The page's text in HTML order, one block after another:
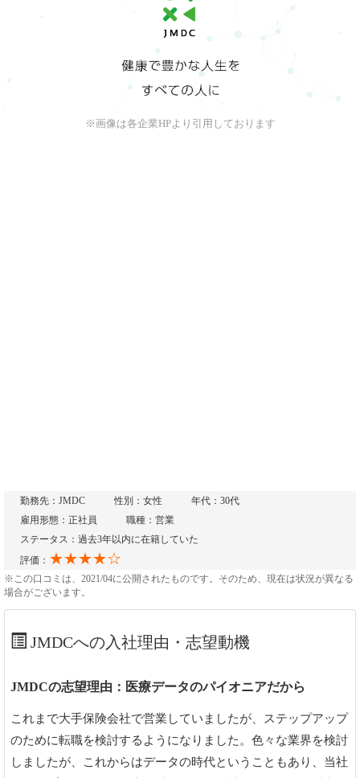
※画像は各企業HPより引用しております
勤務先：JMDC 性別：女性
年代：30代
雇用形態：正社員
職種：営業
ステータス：過去3年以内に在籍していた
評価： ★★★★☆
※この口コミは、2021/04に公開されたものです。そのため、現在は状況が異なる
場合がございます。
JMDCへの入社理由・志望動機
JMDCの志望理由：医療データのパイオニアだから
これまで大手保険会社で営業していましたが、ステップアップ
のために転職を検討するようになりました。色々な業界を検討
しましたが、これからはデータの時代ということもあり、当社